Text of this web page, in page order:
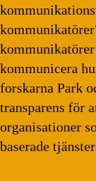
kommunicera
forskarna Park
transparens för
organisationer
baserade